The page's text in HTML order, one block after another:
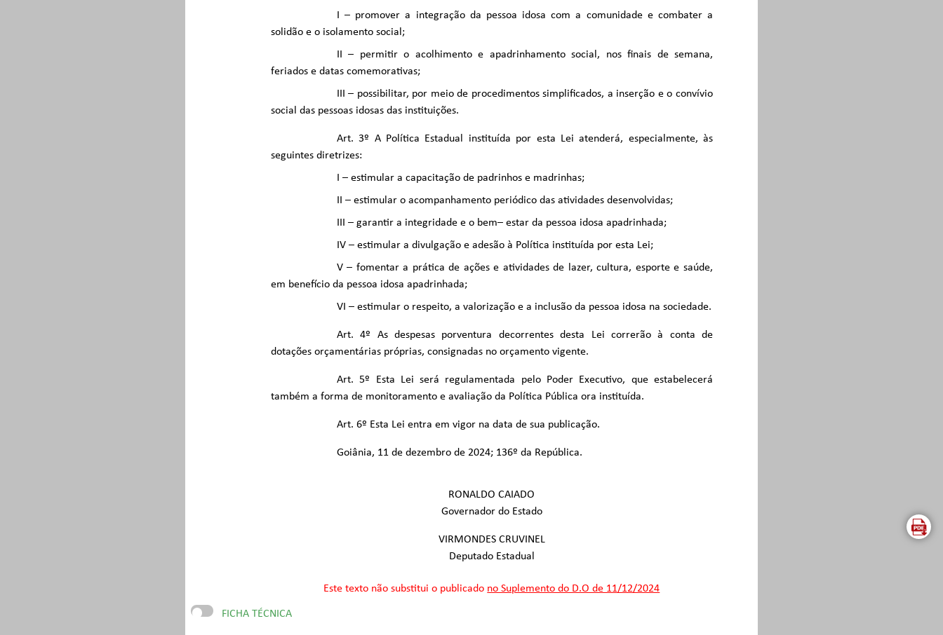
I – promover a integração da pessoa idosa com a comunidade e combater a
solidão e o isolamento social;
II – permitir o acolhimento e apadrinhamento social, nos finais de semana,
feriados e datas comemorativas;
III – possibilitar, por meio de procedimentos simplificados, a inserção e o convívio
social das pessoas idosas das instituições.
Art. 3º A Política Estadual instituída por esta Lei atenderá, especialmente, às
seguintes diretrizes:
I – estimular a capacitação de padrinhos e madrinhas;
II – estimular o acompanhamento periódico das atividades desenvolvidas;
III – garantir a integridade e o bem– estar da pessoa idosa apadrinhada;
IV – estimular a divulgação e adesão à Política instituída por esta Lei;
V – fomentar a prática de ações e atividades de lazer, cultura, esporte e saúde,
em benefício da pessoa idosa apadrinhada;
VI – estimular o respeito, a valorização e a inclusão da pessoa idosa na sociedade.
Art. 4º As despesas porventura decorrentes desta Lei correrão à conta de
dotações orçamentárias próprias, consignadas no orçamento vigente.
Art. 5º Esta Lei será regulamentada pelo Poder Executivo, que estabelecerá
também a forma de monitoramento e avaliação da Política Pública ora instituída.
Art. 6º Esta Lei entra em vigor na data de sua publicação.
Goiânia, 11 de dezembro de 2024; 136º da República.
RONALDO CAIADO
Governador do Estado
VIRMONDES CRUVINEL
Deputado Estadual
Este texto não substitui o publicado no Suplemento do D.O de 11/12/2024
FICHA TÉCNICA